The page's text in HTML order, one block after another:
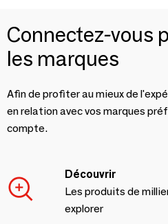
Connectez-vous
les marques
Afin de profiter au mieux de
en relation avec vos marques
compte.
Découvrir
Les produits de
explorer